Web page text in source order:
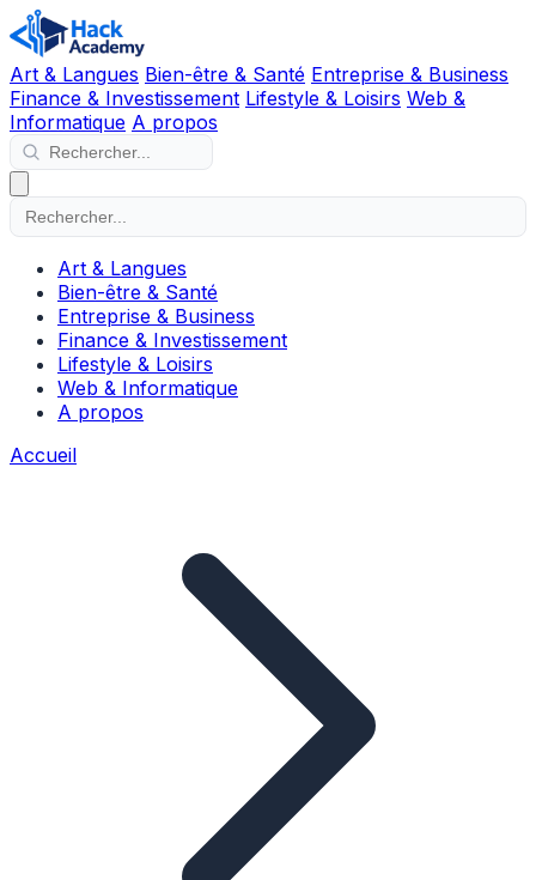
Art & Langues Bien-être & Santé Entreprise & Business
Finance & Investissement Lifestyle & Loisirs Web &
Informatique A propos
Art & Langues
Bien-être & Santé
Entreprise & Business
Finance & Investissement
Lifestyle & Loisirs
Web & Informatique
A propos
Accueil